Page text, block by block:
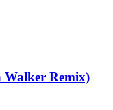
Remix)